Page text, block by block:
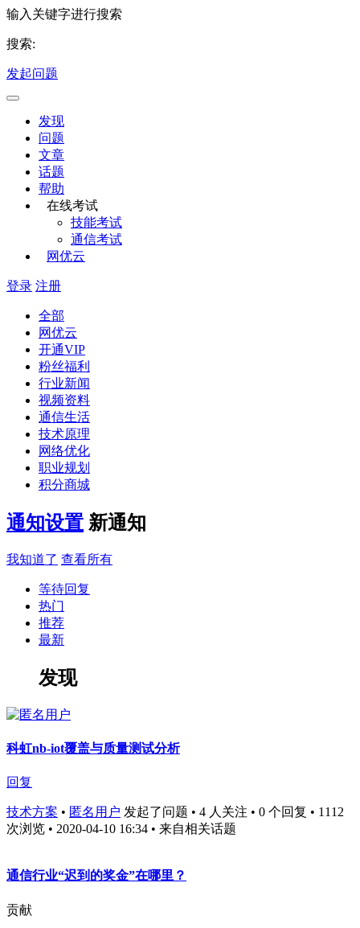
输入关键字进行搜索
搜索:
发起问题
发现
问题
文章
话题
帮助
在线考试
技能考试
通信考试
网优云
登录 注册
全部
网优云
开通VIP
粉丝福利
行业新闻
视频资料
通信生活
技术原理
网络优化
职业规划
积分商城
通知设置 新通知
我知道了 查看所有
等待回复
热门
推荐
最新
发现
科虹nb-iot覆盖与质量测试分析
回复
技术方案 • 匿名用户 发起了问题 • 4 人关注 • 0 个回复 • 1112
次浏览 • 2020-04-10 16:34 • 来自相关话题
通信行业“迟到的奖金”在哪里？
贡献